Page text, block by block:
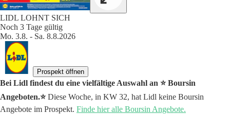
LIDL LOHNT SICH
Noch 3 Tage gültig
Mo. 3.8. - Sa. 8.8.2026
Prospekt öffnen
Bei Lidl findest du eine vielfältige Auswahl an ⭐️ Boursin
Angeboten.⭐️Diese Woche, in KW 32, hat Lidl keine Boursin
Angebote im Prospekt. Finde hier alle Boursin Angebote.